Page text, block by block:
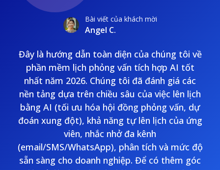
Bài viết của khách mời
Angel C.
Đây là hướng dẫn toàn diện của chúng tôi về
phần mềm lịch phỏng vấn tích hợp AI tốt
nhất năm 2026. Chúng tôi đã đánh giá các
nền tảng dựa trên chiều sâu của việc lên lịch
bằng AI (tối ưu hóa hội đồng phỏng vấn, dự
đoán xung đột), khả năng tự lên lịch của ứng
viên, nhắc nhở đa kênh
(email/SMS/WhatsApp), phân tích và mức độ
sẵn sàng cho doanh nghiệp. Để có thêm góc